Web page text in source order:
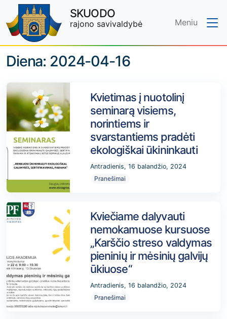
Skip to main content
SKUODO
rajono savivaldybė Meniu
Diena: 2024-04-16
Kvietimas į nuotolinį
seminarą visiems,
norintiems ir
svarstantiems pradėti
ekologiškai ūkininkauti
Antradienis, 16 balandžio, 2024
Pranešimai
Kviečiame dalyvauti
nemokamuose kursuose
„Karščio streso valdymas
pieninių ir mėsinių galvijų
ūkiuose“
Antradienis, 16 balandžio, 2024
Pranešimai